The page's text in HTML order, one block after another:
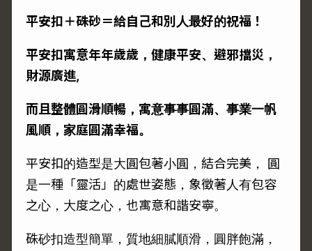
平安扣＋硃砂＝給自己和別人最好的祝福！
平安扣寓意年年歲歲，健康平安、避邪擋災，
財源廣進,
而且整體圓滑順暢，寓意事事圓滿、事業一帆
風順，家庭圓滿幸福。
平安扣的造型是大圓包著小圓，結合完美， 圓
是一種「靈活」的處世姿態，象徵著人有包容
之心，大度之心，也寓意和諧安寧。
硃砂扣造型簡單，質地細膩順滑，圓胖飽滿，